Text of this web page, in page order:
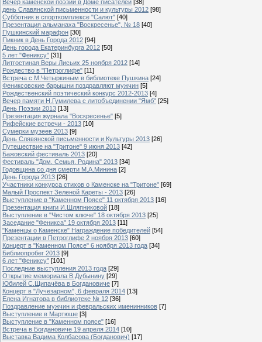
Вечер каменской поэзии в Доме писателей [38]
день Славянской письменности и культуры 2012 [98]
Субботник в спорткомплексе "Салют" [40]
Презентация альманаха "Воскресенье", № 18 [40]
Пушкинский марафон [30]
Пикник в День Города 2012 [94]
День города Екатеринбурга 2012 [50]
5 лет "Фениксу" [31]
Литгостиная Веры Лисьих 25 ноября 2012 [14]
Рождество в "Петроглифе" [11]
Встреча с М.Четыркиным в библиотеке Пушкина [24]
Фениксовские барышни поздравляют мужчин [5]
Рождественский поэтический конкурс 2012-2013 [4]
Вечер памяти Н.Гумилева с литобъединении "Ямб" [25]
День Поэзии 2013 [13]
Презентация журнала "Воскресенье" [5]
Рифейские встречи - 2013 [10]
Сумерки музеев 2013 [9]
День Слявянской письменности и Культуры 2013 [26]
Путешествие на "Тритоне" 9 июня 2013 [42]
Бажовский фестиваль 2013 [20]
Фестиваль "Дом. Семья. Родина" 2013 [34]
Годовщина со дня смерти М.А.Минина [2]
День Города 2013 [26]
Участники конкурса стихов о Каменске на "Тритоне" [69]
Малый Проспект Зеленой Кареты - 2013 [26]
Выступление в "Каменном Поясе" 11 октября 2013 [16]
Презентация книги И.Шляпниковой [18]
Выступление в "Чистом ключе" 18 октября 2013 [25]
Заседание "Феникса" 19 октября 2013 [11]
"Каменцы о Каменске" Награждение победителей [54]
Презентации в Петроглифе 2 ноября 2013 [60]
Концерт в "Каменном Поясе" 6 ноября 2013 года [34]
Библиопробег 2013 [9]
6 лет "Фениксу" [101]
Последние выступления 2013 года [29]
Открытие мемориала В.Дубынину [29]
Юбилей С.Щипачёва в Богдановиче [7]
Концерт в "Лучезарном", 6 февраля 2014 [13]
Елена Игнатова в библиотеке № 12 [36]
Поздравление мужчин и февральских именинников [7]
Выступление в Мартюше [3]
Выступление в "Каменном поясе" [16]
Встреча в Богдановиче 19 апреля 2014 [10]
Выставка Вадима Колбасова (Богданович) [17]